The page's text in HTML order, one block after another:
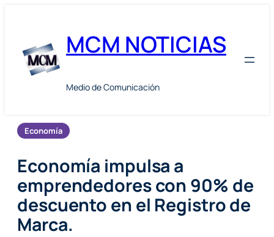
content
MCM NOTICIAS
Medio de Comunicación
Economía
Economía impulsa a
emprendedores con 90% de
descuento en el Registro de
Marca.